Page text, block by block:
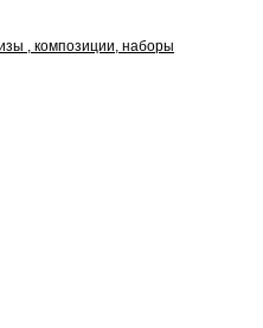
, композиции, наборы